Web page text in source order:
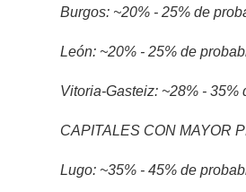
Burgos: ~20% - 25% de
León: ~20% - 25% de
Vitoria-Gasteiz: ~28% -
CAPITALES CON MAYOR
Lugo: ~35% - 45% de